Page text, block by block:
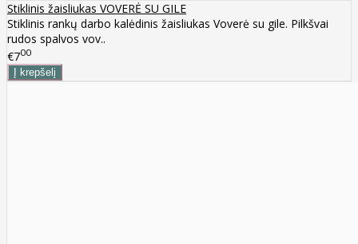
Stiklinis žaisliukas VOVERĖ SU GILE
Stiklinis rankų darbo kalėdinis žaisliukas Voverė su gile. Pilkšvai
rudos spalvos vov..
€700